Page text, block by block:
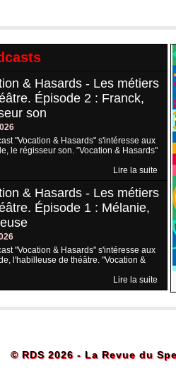
& Hasards - Les métiers
Épisode 2 : Franck,
son
"Vocation & Hasards" s'intéresse aux
le régisseur son. "Vocation & Hasards"
Lire la suite
& Hasards - Les métiers
Épisode 1 : Mélanie,
"Vocation & Hasards" s'intéresse aux
l'habilleuse de théâtre. "Vocation &
Lire la suite
© RDS 2026 - La Revue du